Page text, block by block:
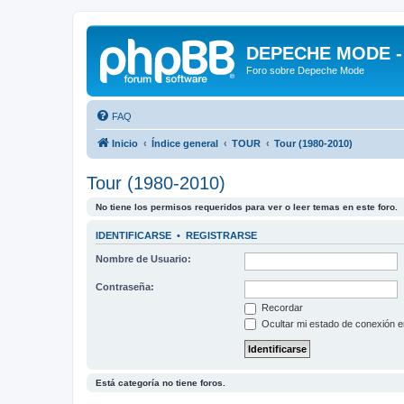
DEPECHE MODE
Foro sobre Depeche Mode
FAQ
Inicio Índice general TOUR Tour (1980-2010)
Tour (1980-2010)
No tiene los permisos requeridos para ver o leer temas en este foro.
IDENTIFICARSE • REGISTRARSE
Nombre de Usuario:
Contraseña:
Recordar
Ocultar mi estado de conexión
Está categoría no tiene foros.